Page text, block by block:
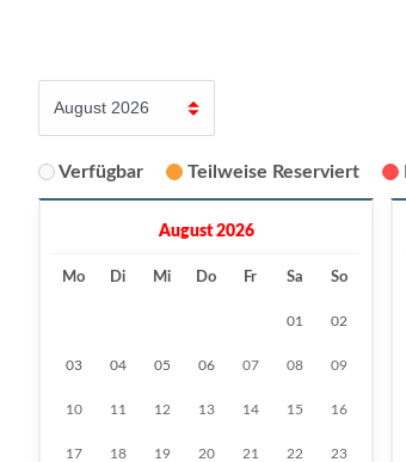
Verfügbar Teilweise Reserviert
August 2026
Mo Di Mi Do Fr Sa So
01 02
03 04 05 06 07 08 09
10 11 12 13 14 15 16
17 18 19 20 21 22 23